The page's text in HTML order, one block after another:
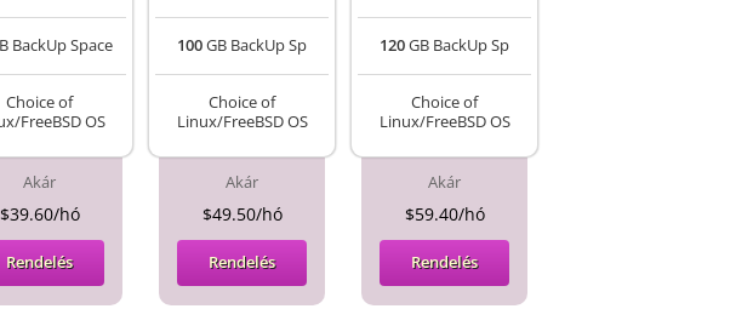
BackUp Space
Choice of
FreeBSD OS
Akár
$39.60/hó
Rendelés
100GB BackUp Sp
Choice of
Linux/FreeBSD OS
Akár
$49.50/hó
Rendelés
120GB BackUp Sp
Choice of
Linux/FreeBSD OS
Akár
$59.40/hó
Rendelés